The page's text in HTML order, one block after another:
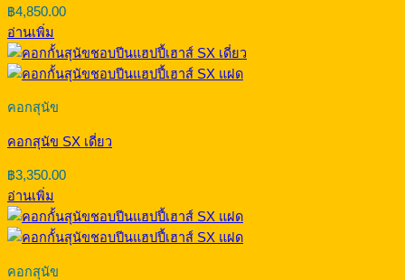
฿4,850.00
อ่านเพิ่ม
คอกสุนัข
คอกสุนัข SX เดี่ยว
฿3,350.00
อ่านเพิ่ม
คอกสุนัข